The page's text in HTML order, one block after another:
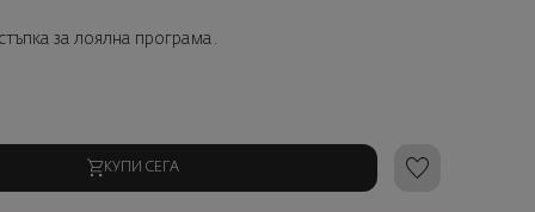
за лоялна програма.
КУПИ СЕГА